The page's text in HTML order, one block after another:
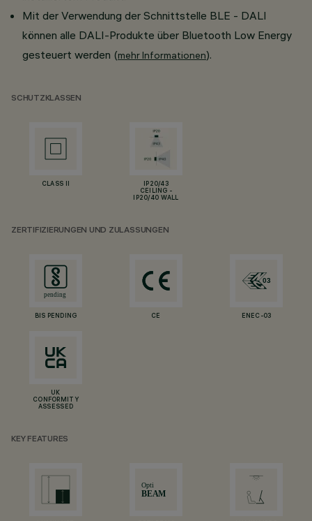
Mit der Verwendung der Schnittstelle BLE - DALI
können alle DALI-Produkte über Bluetooth Low Energy
gesteuert werden (mehr Informationen).
SCHUTZKLASSEN
CLASS II
IP20/43
CEILING -
IP20/40 WALL
ZERTIFIZIERUNGEN UND ZULASSUNGEN
BIS PENDING CE ENEC-03
UK
CONFORMITY
ASSESSED
KEY FEATURES